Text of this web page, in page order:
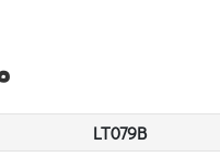
LT079B